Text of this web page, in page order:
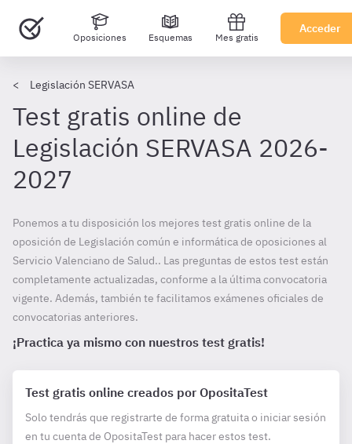
Oposiciones Esquemas Mes gratis
Acceder
Legislación SERVASA
Test gratis online de
Legislación SERVASA 2026-
2027
Ponemos a tu disposición los mejores test gratis online de la
oposición de Legislación común e informática de oposiciones al
Servicio Valenciano de Salud.. Las preguntas de estos test están
completamente actualizadas, conforme a la última convocatoria
vigente. Además, también te facilitamos exámenes oficiales de
convocatorias anteriores.
¡Practica ya mismo con nuestros test gratis!
Test gratis online creados por OpositaTest
Solo tendrás que registrarte de forma gratuita o iniciar sesión
en tu cuenta de OpositaTest para hacer estos test.